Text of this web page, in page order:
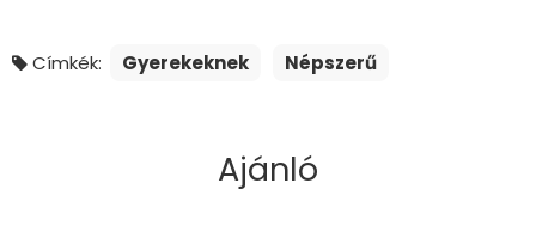
Címkék: Gyerekeknek Népszerű
Ajánló